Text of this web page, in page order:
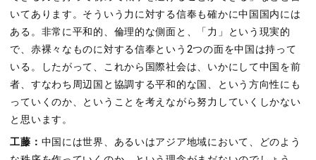
いてあります。そういう力に対する信奉も確かに中国国内には
ある。非常に平和的、倫理的な側面と、「力」という現実的
で、赤裸々なものに対する信奉という2つの面を中国は持って
いる。したがって、これから国際社会は、いかにして中国を前
者、すなわち周辺国と協調する平和的な国、という方向性にも
っていくのか、ということを考えながら努力していくしかない
と思います。
工藤： 中国には世界、あるいはアジア地域において、どのよう